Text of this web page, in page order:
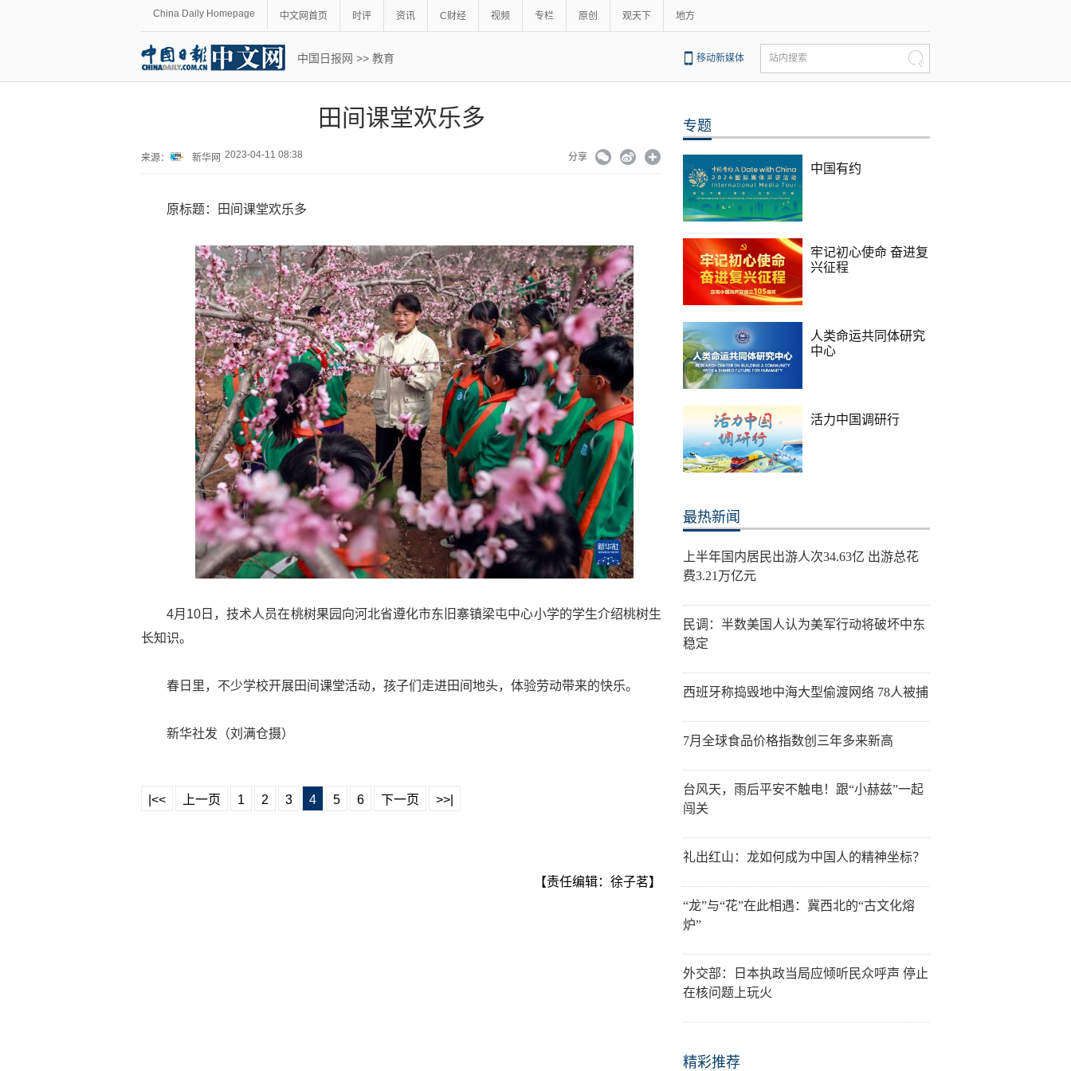
China Daily Homepage 中文网首页 时评 资讯 C财经 视频 专栏 原创 观天下 地方
中国日报网 >> 教育 移动新媒体 站内搜索
田间课堂欢乐多
来源： 新华网 2023-04-11 08:38 分享
原标题：田间课堂欢乐多
4月10日，技术人员在桃树果园向河北省遵化市东旧寨镇梁屯中心小学的学生介绍桃树生
长知识。
春日里，不少学校开展田间课堂活动，孩子们走进田间地头，体验劳动带来的快乐。
新华社发（刘满仓摄）
|<< 上一页 1 2 3 4 5 6 下一页 >>|
【责任编辑：徐子茗】
专题
中国有约
牢记初心使命 奋进复
兴征程
人类命运共同体研究
中心
活力中国调研行
最热新闻
上半年国内居民出游人次34.63亿 出游总花
费3.21万亿元
民调：半数美国人认为美军行动将破坏中东
稳定
西班牙称捣毁地中海大型偷渡网络 78人被捕
7月全球食品价格指数创三年多来新高
台风天，雨后平安不触电！跟“小赫兹”一起
闯关
礼出红山：龙如何成为中国人的精神坐标？
“龙”与“花”在此相遇：冀西北的“古文化熔
炉”
外交部：日本执政当局应倾听民众呼声 停止
在核问题上玩火
精彩推荐